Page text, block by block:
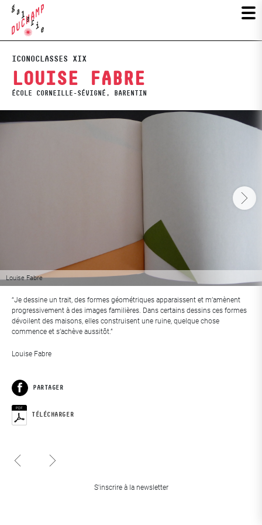
ICONOCLASSES XIX
LOUISE FABRE
ÉCOLE CORNEILLE-SÉVIGNÉ, BARENTIN
Louise Fabre
“Je dessine un trait, des formes géométriques apparaissent et m’amènent
progressivement à des images familières. Dans certains dessins ces formes
dévoilent des maisons, elles construisent une ruine, quelque chose
commence et s’achève aussitôt.”
​Louise Fabre
Facebook
PARTAGER
TÉLÉCHARGER
S'inscrire à la newsletter